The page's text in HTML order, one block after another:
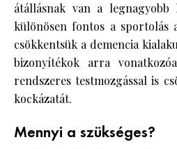
átállásnak van a legnagyobb
különösen fontos a sportolás
csökkentsük a demencia
bizonyítékok arra
rendszeres testmozgással is
kockázatát.
Mennyi a szükséges?